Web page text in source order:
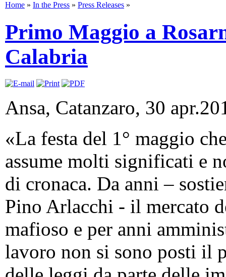
Home » In the Press » Press Releases »
Primo Maggio a
Calabria
Ansa, Catanzaro, 30
«La festa del 1° maggio
assume molti significati e
di cronaca. Da anni –
Pino Arlacchi - il mercato
mafioso e per anni
lavoro non si sono posti il